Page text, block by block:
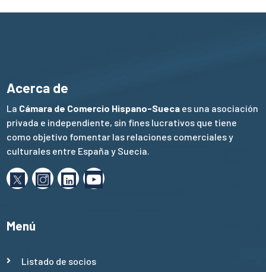
Acerca de
La Cámara de Comercio Hispano-Sueca es una asociación
privada e independiente, sin fines lucrativos que tiene
como objetivo fomentar las relaciones comerciales y
culturales entre España y Suecia.
Menú
Listado de socios